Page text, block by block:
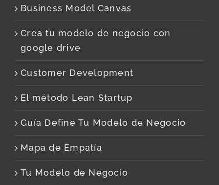
Business Model Canvas
Crea tu modelo de negocio con
google drive
Customer Development
El método Lean Startup
Guía Define Tu Modelo de Negocio
Mapa de Empatía
Tu Modelo de Negocio